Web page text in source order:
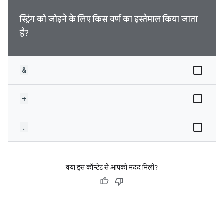
स्ट्रिंग को जोड़ने के लिए किस वर्ण का इस्तेमाल किया जाता
है?
&
+
.
क्या इस कॉन्टेंट से आपको मदद मिली?